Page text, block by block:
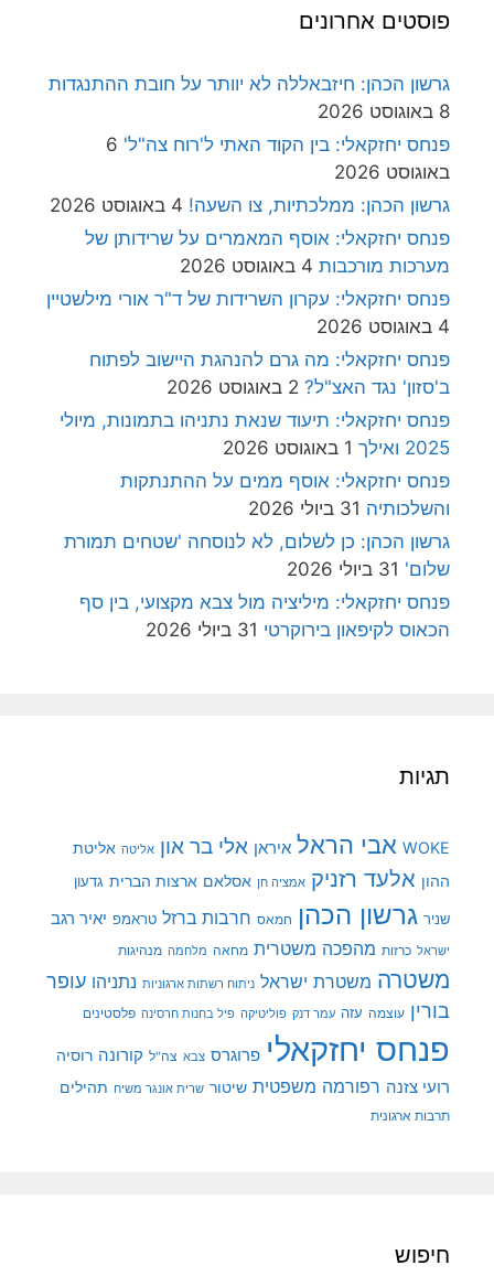
פוסטים אחרונים
גרשון הכהן: חיזבאללה לא יוותר על חובת ההתנגדות
8 באוגוסט 2026
פנחס יחזקאלי: בין הקוד האתי ל'רוח צה"ל' 6
באוגוסט 2026
גרשון הכהן: ממלכתיות, צו השעה! 4 באוגוסט 2026
פנחס יחזקאלי: אוסף המאמרים על שרידותן של
מערכות מורכבות 4 באוגוסט 2026
פנחס יחזקאלי: עקרון השרידות של ד"ר אורי מילשטיין
4 באוגוסט 2026
פנחס יחזקאלי: מה גרם להנהגת היישוב לפתוח
ב'סזון' נגד האצ"ל? 2 באוגוסט 2026
פנחס יחזקאלי: תיעוד שנאת נתניהו בתמונות, מיולי
2025 ואילך
1 באוגוסט 2026
פנחס יחזקאלי: אוסף ממים על ההתנתקות
והשלכותיה 31 ביולי 2026
גרשון הכהן: כן לשלום, לא לנוסחה 'שטחים תמורת
שלום' 31 ביולי 2026
פנחס יחזקאלי: מיליציה מול צבא מקצועי, בין סף
הכאוס לקיפאון בירוקרטי 31 ביולי 2026
תגיות
WOKE אבי הראל איראן אלי בר און אליטה אליטת
ההון אלעד רזניק אמציה חן אסלאם ארצות הברית גדעון
שניר גרשון הכהן חמאס חרבות ברזל טראמפ יאיר רגב
ישראל כרזות מהפכה משטרית מחאה מלחמה מנהיגות
משטרה משטרת ישראל ניתוח רשתות ארגוניות נתניהו עופר
בורין עוצמה עזה עמר דנק פוליטיקה פיל בחנות חרסינה פלסטינים
פנחס יחזקאלי פרוגרס צבא צה"ל קורונה רוסיה
רועי צזנה רפורמה משפטית שיטור שרית אונגר משיח תהילים
תרבות ארגונית
חיפוש